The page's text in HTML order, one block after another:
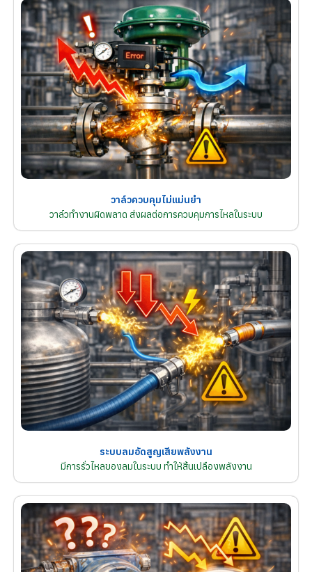
วาล์วควบคุมไม่แม่นยำ
วาล์วทำงานผิดพลาด ส่งผลต่อการควบคุมการไหลในระบบ
ระบบลมอัดสูญเสียพลังงาน
มีการรั่วไหลของลมในระบบ ทำให้สิ้นเปลืองพลังงาน